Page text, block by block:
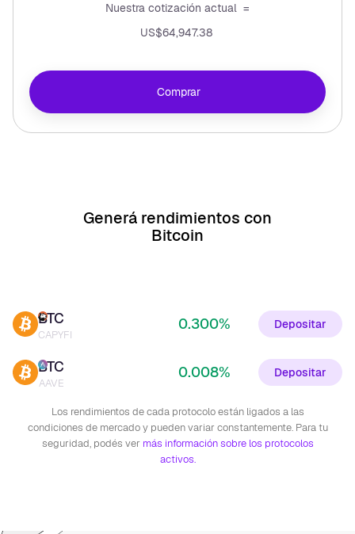
Nuestra cotización actual =
US$64,947.38
Comprar
Generá rendimientos con
Bitcoin
BTC
CAPYFI
0.300% Depositar
BTC
AAVE
0.008% Depositar
Los rendimientos de cada protocolo están ligados a las
condiciones de mercado y pueden variar constantemente. Para tu
seguridad, podés ver más información sobre los protocolos
activos.